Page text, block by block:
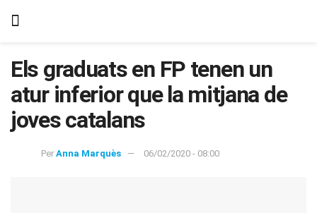
Els graduats en FP tenen un
atur inferior que la mitjana de
joves catalans
Per Anna Marquès 06/02/2020 - 08:00